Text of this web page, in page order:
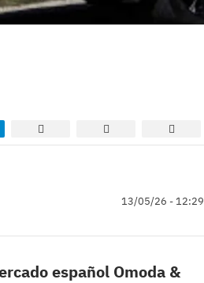
13/05/26 - 12:29
español Omoda &